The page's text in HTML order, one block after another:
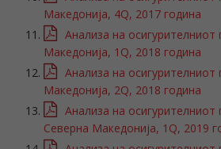
Македонија, 4Q, 2017 година
Анализа на осигурителниот
Македонија, 1Q, 2018 година
Анализа на осигурителниот
Македонија, 2Q, 2018 година
Анализа на осигурителниот
Северна Македонија, 1Q, 2019